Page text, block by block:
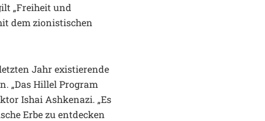
„Freiheit und
dem zionistischen
Jahr existierende
„Das Hillel Program
Ishai Ashkenazi. „Es
Erbe zu entdecken